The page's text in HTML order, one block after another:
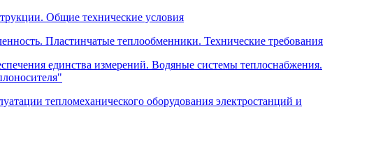
Общие технические условия
Пластинчатые теплообменники. Технические требования
единства измерений. Водяные системы теплоснабжения.
тепломеханического оборудования электростанций и